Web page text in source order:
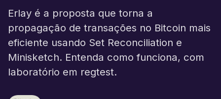
Erlay é a proposta que torna a
propagação de transações no Bitcoin mais
eficiente usando Set Reconciliation e
Minisketch. Entenda como funciona, com
laboratório em regtest.